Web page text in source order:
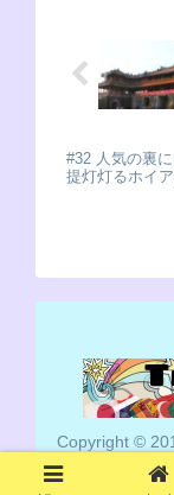
#32 人気の裏
提灯灯るホイア
Copyright ©